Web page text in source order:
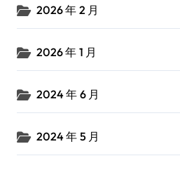
2026 年 2 月
2026 年 1 月
2024 年 6 月
2024 年 5 月